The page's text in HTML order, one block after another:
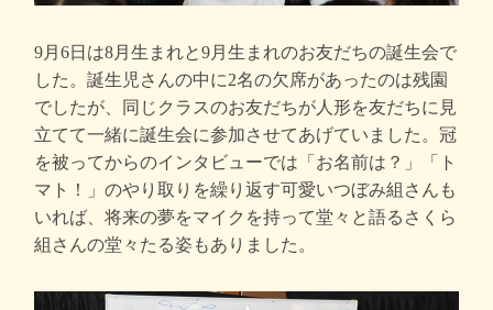
9月6日は8月生まれと9月生まれのお友だちの誕生会で
した。誕生児さんの中に2名の欠席があったのは残園
でしたが、同じクラスのお友だちが人形を友だちに見
立てて一緒に誕生会に参加させてあげていました。冠
を被ってからのインタビューでは「お名前は？」「ト
マト！」のやり取りを繰り返す可愛いつぼみ組さんも
いれば、将来の夢をマイクを持って堂々と語るさくら
組さんの堂々たる姿もありました。